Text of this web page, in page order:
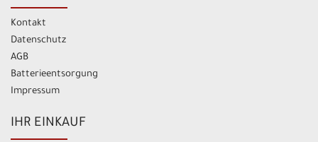
Kontakt
Datenschutz
AGB
Batterieentsorgung
Impressum
IHR EINKAUF